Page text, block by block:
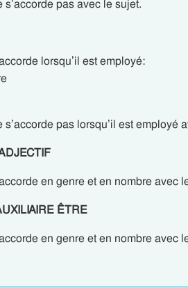
pas avec le sujet.
lorsqu’il est employé:
pas lorsqu’il est employé
en genre et en nombre avec
ÊTRE
en genre et en nombre avec